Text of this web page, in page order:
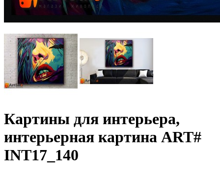
Картины для интерьера,
интерьерная картина ART#
INT17_140